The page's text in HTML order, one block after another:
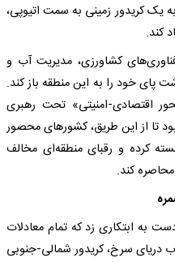
یک کریدور زمینی به سمت اتیوپی،
کند.
کشاورزی، مدیریت آب و
پای خود را به این منطقه باز کند.
اقتصادی-امنیتی» تحت رهبری
تا از این طریق، کشورهای محصور
کرده و رقبای منطقه‌ای مخالف
کند.
به ابتکاری زد که تمام معادلات
دریای سرخ، کریدور شمالی-جنوبی